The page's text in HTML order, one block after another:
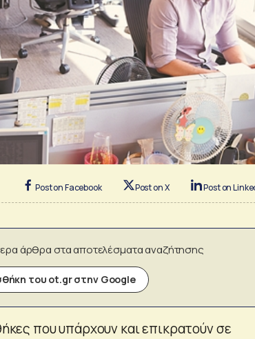
Post on Facebook Post on X Post on
άρθρα στα αποτελέσματα αναζήτησης
του ot.gr στην Google
που υπάρχουν και επικρατούν σε